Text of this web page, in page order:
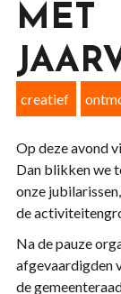
MET
creatief
Op deze avond
Dan blikken we
onze
de
Na de pauze
afgevaardigden
de